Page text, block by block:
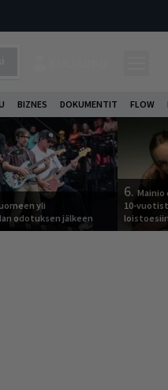
BIZNES DOKUMENTIT FLOW
yli
odotuksen jälkeen
6.
10-